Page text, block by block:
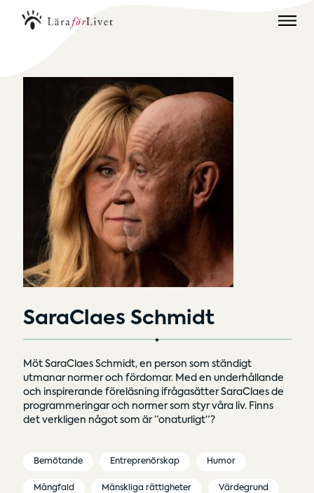
SaraClaes Schmidt
Möt SaraClaes Schmidt, en person som ständigt
utmanar normer och fördomar. Med en underhållande
och inspirerande föreläsning ifrågasätter SaraClaes de
programmeringar och normer som styr våra liv. Finns
det verkligen något som är ”onaturligt”?
Bemötande Entreprenörskap Humor
Mångfald Mänskliga rättigheter Värdegrund